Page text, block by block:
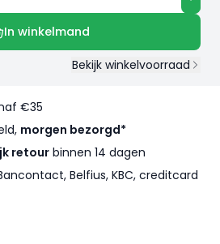
In winkelmand
Bekijk winkelvoorraad
€35
morgen bezorgd*
retour binnen 14 dagen
Belfius, KBC, creditcard